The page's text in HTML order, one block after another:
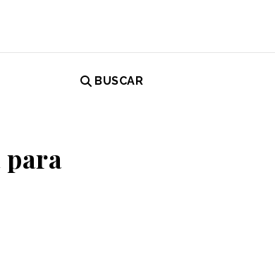
BUSCAR
para